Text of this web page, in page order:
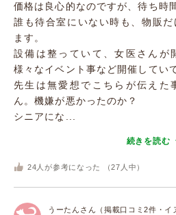
価格は良心的なのですが、待ち時
誰も待合室にいない時も、物販
ます。
設備は整っていて、女医さんが
様々なイベント事など開催してい
先生は無愛想でこちらが伝えた
ん。機嫌が悪かったのか？
シニアにな...
続きを読む
24 人が参考になった （27 人中）
うーたんさん（掲載口コミ2件・イ